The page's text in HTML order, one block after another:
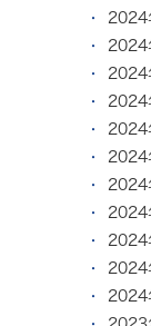
2024
2024
2024
2024
2024
2024
2024
2024
2024
2024
2024